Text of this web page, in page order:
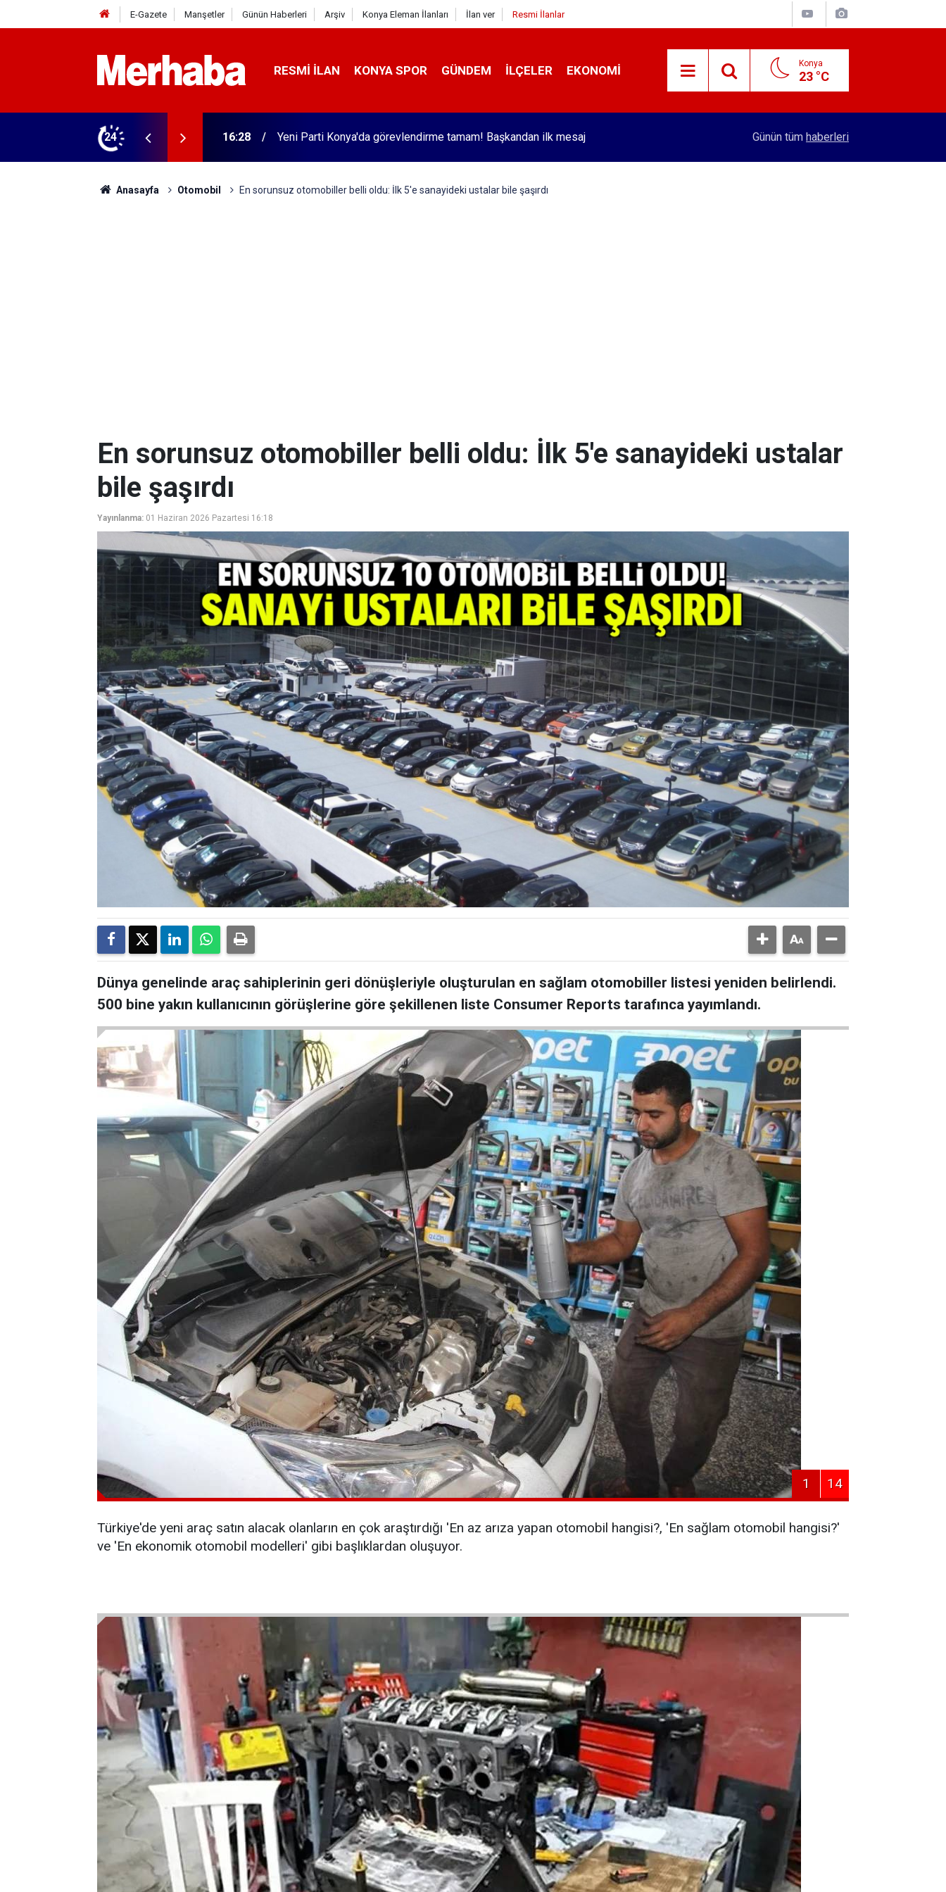
E-Gazete Manşetler Günün Haberleri Arşiv Konya Eleman İlanları İlan ver Resmi İlanlar
RESMI İLAN KONYA SPOR GÜNDEM İLÇELER EKONOMI Konya
23 °C
24
tamam! Başkandan ilk mesaj 16:02 Beyşehir'de trafik kazasında 2 kişi yaralandı Konya'nın öncü firması atakta! Yeni yatırıma
Günün tüm haberleri
Anasayfa Otomobil En sorunsuz otomobiller belli oldu: İlk 5'e sanayideki ustalar bile şaşırdı
En sorunsuz otomobiller belli oldu: İlk 5'e sanayideki ustalar
bile şaşırdı
Yayınlanma: 01 Haziran 2026 Pazartesi 16:18
Dünya genelinde araç sahiplerinin geri dönüşleriyle oluşturulan en sağlam otomobiller listesi yeniden belirlendi.
500 bine yakın kullanıcının görüşlerine göre şekillenen liste Consumer Reports tarafınca yayımlandı.
1 14
Türkiye'de yeni araç satın alacak olanların en çok araştırdığı 'En az arıza yapan otomobil hangisi?, 'En sağlam otomobil hangisi?'
ve 'En ekonomik otomobil modelleri' gibi başlıklardan oluşuyor.